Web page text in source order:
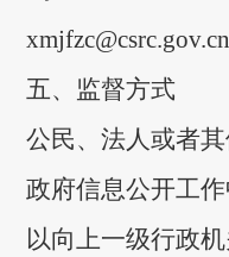
xmjfzc@csrc.gov.cn
五、监督方式
公民、法人或者
政府信息公开工
以向上一级行政